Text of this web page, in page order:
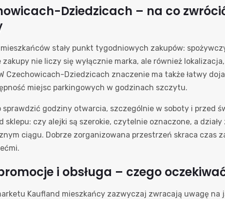
Dziedzicach – na co
stały punkt tygodniowych zakupów:
zakupy nie liczy się wyłącznie marka, ale również
Czechowicach-Dziedzicach znaczenie ma także łatwy
miejsc parkingowych w godzinach szczytu.
godziny otwarcia, szczególnie w soboty i przed
sklepu: czy alejki są szerokie, czytelnie oznaczone, a
ciągu. Dobrze zorganizowana przestrzeń skraca czas
i obsługa – czego
Kaufland mieszkańcy zazwyczaj zwracają uwagę na